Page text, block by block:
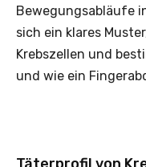
Bewegungsabläufe
sich ein klares
Krebszellen und
und wie ein